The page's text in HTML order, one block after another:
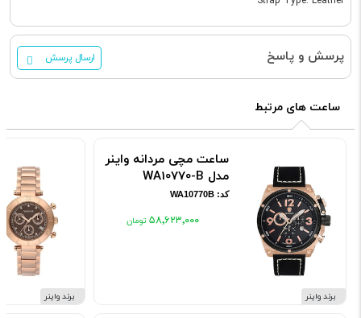
پرسش و پاسخ ارسال پرسش
ساعت های مرتبط
برند واینر
ساعت مچی مردانه واینر
مدل WA10770-B
کد: WA10770B
۵۸٬۶۲۳٬۰۰۰
برند واینر